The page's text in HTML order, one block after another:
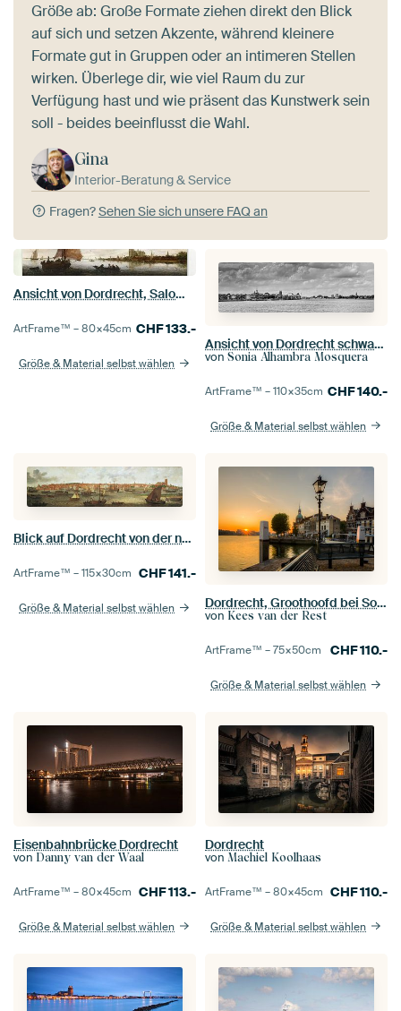
Größe ab: Große Formate ziehen direkt den Blick
auf sich und setzen Akzente, während kleinere
Formate gut in Gruppen oder an intimeren Stellen
wirken. Überlege dir, wie viel Raum du zur
Verfügung hast und wie präsent das Kunstwerk sein
soll - beides beeinflusst die Wahl.
Gina
Interior-Beratung & Service
Fragen?Sehen Sie sich unsere FAQ an
Ansicht von Dordrecht, Salomon van Ruysdael
ArtFrame™ –80×45cm CHF133.-
Größe & Material selbst wählen
Ansicht von Dordrecht schwarz und weiß
von Sonia Alhambra Mosquera
ArtFrame™ –110×35cm CHF140.-
Größe & Material selbst wählen
Blick auf Dordrecht von der nördlichen Mündung aus, Adam Willaerts
ArtFrame™ –115×30cm CHF141.-
Größe & Material selbst wählen Dordrecht, Groothoofd bei Sonnenaufgang
von Kees van der Rest
ArtFrame™ –75×50cm CHF110.-
Größe & Material selbst wählen
Eisenbahnbrücke Dordrecht
von Danny van der Waal
ArtFrame™ –80×45cm CHF113.-
Größe & Material selbst wählen
Dordrecht
von Machiel Koolhaas
ArtFrame™ –80×45cm CHF110.-
Größe & Material selbst wählen